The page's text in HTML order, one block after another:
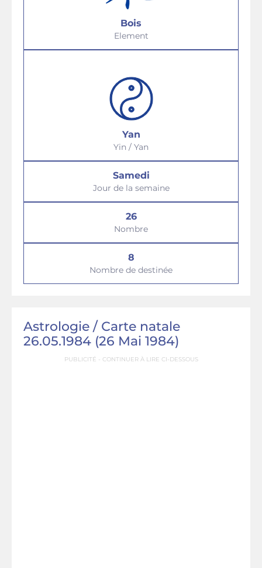
Bois
Element
Yan
Yin / Yan
Samedi
Jour de la semaine
26
Nombre
8
Nombre de destinée
Astrologie / Сarte natale
26.05.1984 (26 Mai 1984)
PUBLICITÉ - CONTINUER À LIRE CI-DESSOUS